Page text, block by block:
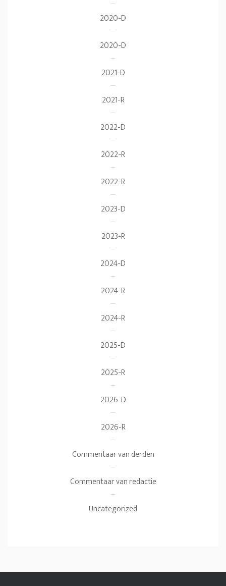
2020-D
2020-D
2021-D
2021-R
2022-D
2022-R
2022-R
2023-D
2023-R
2024-D
2024-R
2024-R
2025-D
2025-R
2026-D
2026-R
Commentaar van derden
Commentaar van redactie
Uncategorized